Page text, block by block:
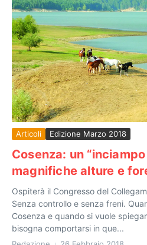
Articoli Edizione Marzo 2018
Cosenza: un
magnifiche alture e
Ospiterà il Congresso del
Senza controllo e senza freni.
Cosenza e quando si vuole
bisogna comportarsi in que...